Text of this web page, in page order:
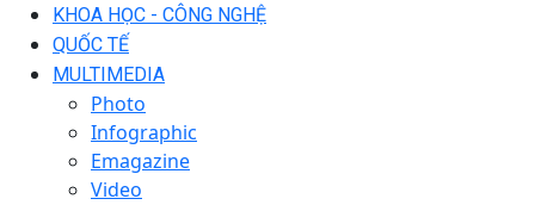
KHOA HỌC - CÔNG NGHỆ
QUỐC TẾ
MULTIMEDIA
Photo
Infographic
Emagazine
Video